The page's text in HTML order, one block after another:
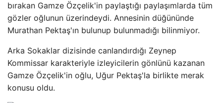
bırakan Gamze Özçelik'in paylaştığı paylaşımlarda tüm
gözler oğlunun üzerindeydi. Annesinin düğününde
Murathan Pektaş'ın bulunup bulunmadığı bilinmiyor.
Arka Sokaklar dizisinde canlandırdığı Zeynep
Kommissar karakteriyle izleyicilerin gönlünü kazanan
Gamze Özçelik'in oğlu, Uğur Pektaş'la birlikte merak
konusu oldu.